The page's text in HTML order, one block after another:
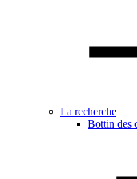
La recherche
Bottin des